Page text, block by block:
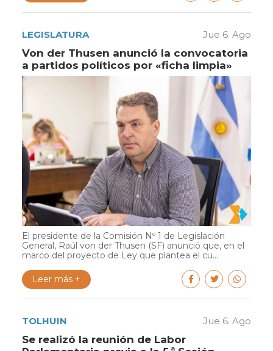
LEGISLATURA Jue 6. Ago
Von der Thusen anunció la convocatoria
a partidos políticos por «ficha limpia»
El presidente de la Comisión Nº 1 de Legislación
General, Raúl von der Thusen (SF) anunció que, en el
marco del proyecto de Ley que plantea el cu...
Leer más +
TOLHUIN Jue 6. Ago
Se realizó la reunión de Labor